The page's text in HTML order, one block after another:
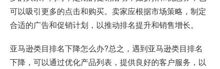
可以吸引更多的点击和购买。卖家应根据市场策略，制定
合适的广告和促销计划，以推动排名提升和销售增长。
亚马逊类目排名下降怎么办?总之，遇到亚马逊类目排名
下降，可以通过优化产品列表，提供良好的客户服务，以